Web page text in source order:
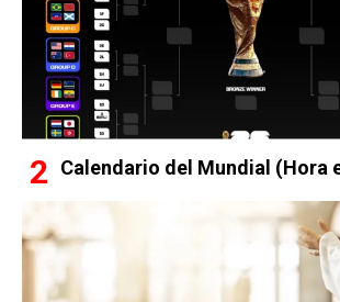
Calendario del Mundial (Hora